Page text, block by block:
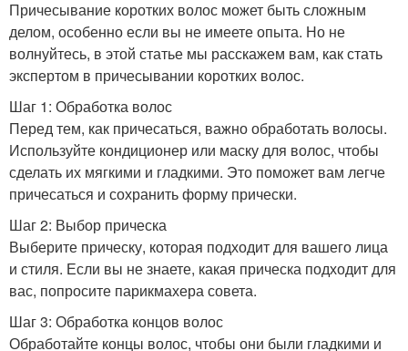
Причесывание коротких волос может быть сложным
делом, особенно если вы не имеете опыта. Но не
волнуйтесь, в этой статье мы расскажем вам, как стать
экспертом в причесывании коротких волос.
Шаг 1: Обработка волос
Перед тем, как причесаться, важно обработать волосы.
Используйте кондиционер или маску для волос, чтобы
сделать их мягкими и гладкими. Это поможет вам легче
причесаться и сохранить форму прически.
Шаг 2: Выбор прическа
Выберите прическу, которая подходит для вашего лица
и стиля. Если вы не знаете, какая прическа подходит для
вас, попросите парикмахера совета.
Шаг 3: Обработка концов волос
Обработайте концы волос, чтобы они были гладкими и